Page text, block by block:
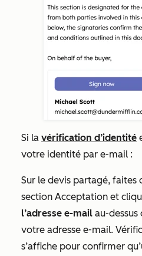
Si la vérification d’identité
votre identité par e-mail :
Sur le devis partagé, faites
section Acceptation et
l’adresse e-mail au-
votre adresse e-mail.
s’affiche pour confirmer